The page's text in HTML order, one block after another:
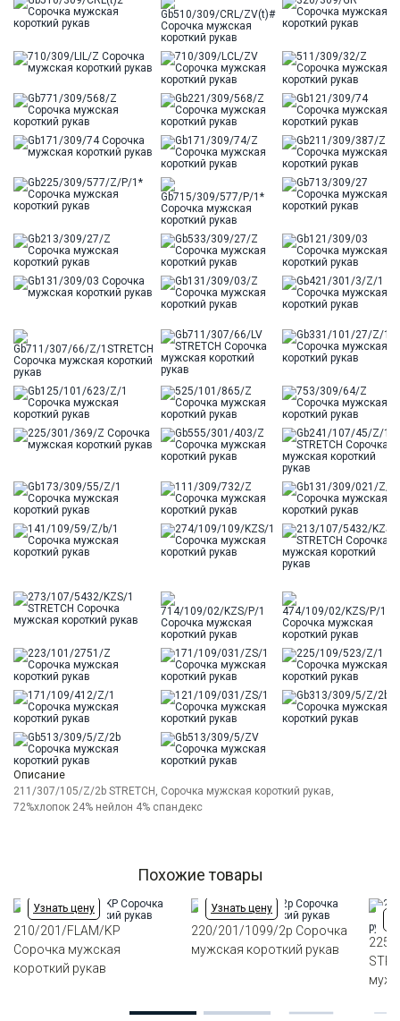
Описание
211/307/105/Z/2b STRETCH, Сорочка мужская короткий рукав,
72%хлопок 24% нейлон 4% спандекс
Похожие товары
Узнать цену
210/201/FLAM/KP
Сорочка мужская
короткий рукав
Узнать цену
220/201/1099/2p Сорочка
мужская короткий рукав
225/